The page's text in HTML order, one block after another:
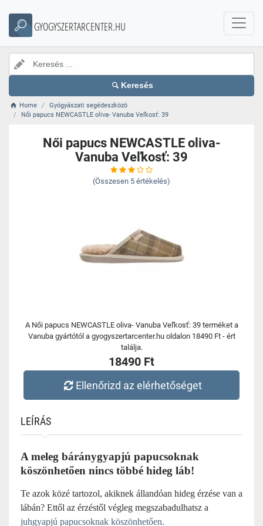
GYOGYSZERTARCENTER.HU
Keresés
Home
Gyógyászati segédeszközö
Női papucs NEWCASTLE oliva- Vanuba Veľkosť: 39
Női papucs NEWCASTLE oliva-
Vanuba Veľkosť: 39
(Összesen 5 értékelés)
A Női papucs NEWCASTLE oliva- Vanuba Veľkosť: 39 terméket a
Vanuba gyártótól a gyogyszertarcenter.hu oldalon 18490 Ft - ért
találja.
18490 Ft
Ellenőrizd az elérhetőséget
LEÍRÁS
A meleg báránygyapjú papucsoknak
köszönhetően nincs többé hideg láb!
Te azok közé tartozol, akiknek állandóan hideg érzése van a
lábán? Ettől az érzéstől végleg megszabadulhatsz a
juhgyapjú papucsoknak köszönhetően.